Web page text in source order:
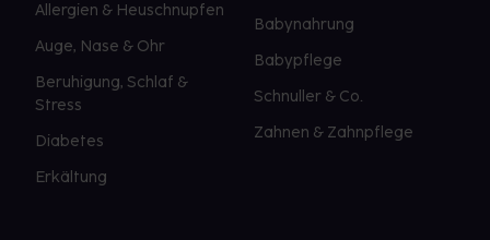
Allergien & Heuschnupfen
Auge, Nase & Ohr
Beruhigung, Schlaf &
Stress
Diabetes
Erkältung
Babynahrung
Babypflege
Schnuller & Co.
Zahnen & Zahnpflege